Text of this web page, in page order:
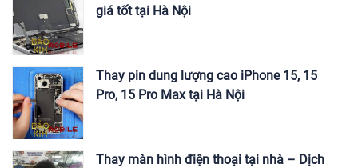
giá tốt tại Hà Nội
Thay pin dung lượng cao iPhone 15, 15
Pro, 15 Pro Max tại Hà Nội
Thay màn hình điện thoại tại nhà – Dịch